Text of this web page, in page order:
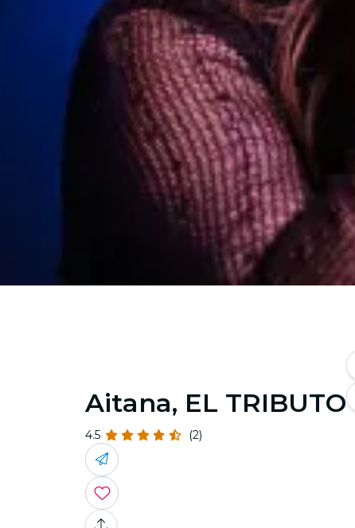
Aitana, EL TRIBUTO
4.5 (2)